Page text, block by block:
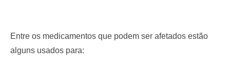
Entre os medicamentos que podem ser afetados estão
alguns usados para: